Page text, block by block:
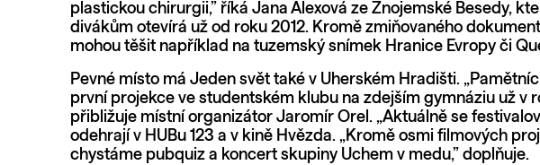
plastickou chirurgii,” říká Jana Alexová ze Znojemské Besedy,
divákům otevírá už od roku 2012. Kromě zmiňovaného
mohou těšit například na tuzemský snímek Hranice Evropy či
Pevné místo má Jeden svět také v Uherském Hradišti.
první projekce ve studentském klubu na zdejším gymnáziu už v
přibližuje místní organizátor Jaromír Orel. „Aktuálně se
odehrají v HUBu 123 a v kině Hvězda. „Kromě osmi filmových
chystáme pubquiz a koncert skupiny Uchem v medu,” doplňuje.